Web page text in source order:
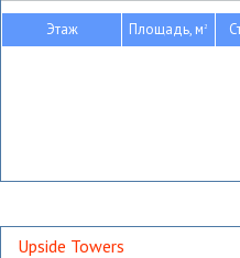
Этаж Площадь, м2
Upside Towers